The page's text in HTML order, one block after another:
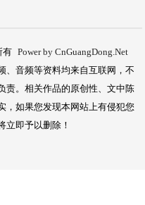
有 Power by CnGuangDong.Net
、音频等资料均来自互联网，不
责。相关作品的原创性、文中陈
，如果您发现本网站上有侵犯您
立即予以删除！